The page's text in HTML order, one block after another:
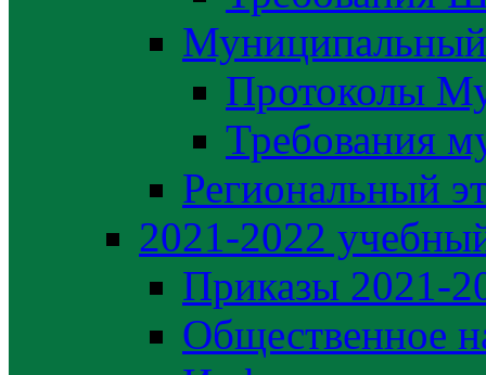
Муниципальный
Протоколы
Требования
Региональный
2021-2022
Приказы 2021-
Общественное